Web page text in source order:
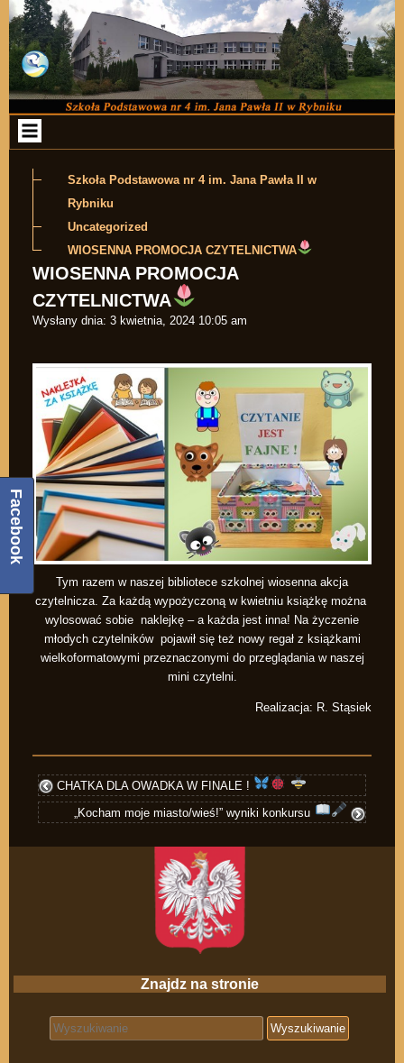
Przejdź do zawartości
Szkoła Podstawowa nr 4 im. Jana Pawła II w
Rybniku
Uncategorized
WIOSENNA PROMOCJA CZYTELNICTWA
WIOSENNA PROMOCJA
CZYTELNICTWA
Wysłany dnia: 3 kwietnia, 2024 10:05 am
Tym razem w naszej bibliotece szkolnej wiosenna akcja
czytelnicza. Za każdą wypożyczoną w kwietniu książkę można
wylosować sobie naklejkę – a każda jest inna! Na życzenie
młodych czytelników pojawił się też nowy regał z książkami
wielkoformatowymi przeznaczonymi do przeglądania w naszej
mini czytelni.
Realizacja: R. Stąsiek
CHATKA DLA OWADKA W FINALE !
„Kocham moje miasto/wieś!” wyniki konkursu
Znajdz na stronie
Search for:
Facebook